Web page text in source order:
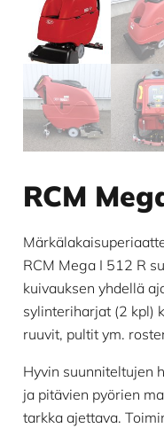
RCM
RCM Mega I 512 R
kuivauksen yhdellä
sylinteriharjat (2 kpl)
ruuvit, pultit ym.
Hyvin suunniteltujen
ja pitävien pyörien
tarkka ajettava.